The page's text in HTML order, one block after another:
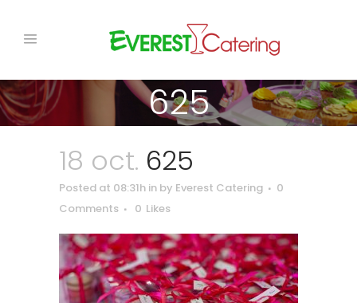
625
18 oct. 625
Posted at 08:31h in by Everest Catering
0
Comments
0 Likes